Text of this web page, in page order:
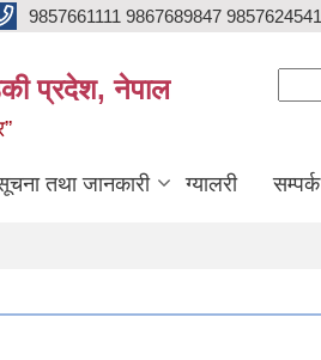
9857661111 9867689847 9857624541
प्रदेश, नेपाल
तथा जानकारी ग्यालरी सम्पर्क